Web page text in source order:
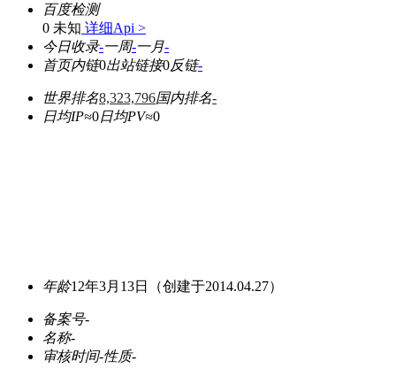
百度检测
0 未知 详细Api >
今日收录-一周-一月-
首页内链0出站链接0反链-
世界排名8,323,796国内排名-
日均IP≈0日均PV≈0
年龄12年3月13日 （创建于2014.04.27）
备案号-
名称-
审核时间-性质-